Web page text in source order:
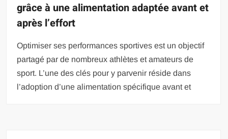
grâce à une alimentation adaptée avant et
après l’effort
Optimiser ses performances sportives est un objectif
partagé par de nombreux athlètes et amateurs de
sport. L’une des clés pour y parvenir réside dans
l’adoption d’une alimentation spécifique avant et